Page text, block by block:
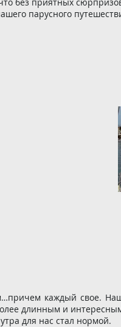
парусного
каждый свое.
длинным и
для нас стал нормой.